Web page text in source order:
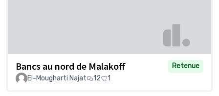
Bancs au nord de Malakoff
Retenue
El-Mougharti Najat
12 1